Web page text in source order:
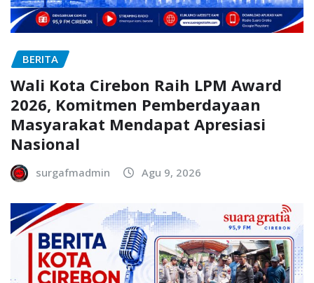
BERITA
Wali Kota Cirebon Raih LPM Award
2026, Komitmen Pemberdayaan
Masyarakat Mendapat Apresiasi
Nasional
surgafmadmin Agu 9, 2026